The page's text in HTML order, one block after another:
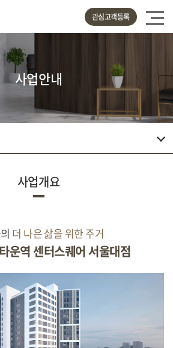
관심고객등록
사업안내
사업개요
더 나은 삶을 위한 주거
운역 센터스퀘어 서울대점